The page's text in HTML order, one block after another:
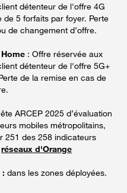
détenteur de l'offre 4G
de 5 forfaits par foyer. Perte
de changement d’offre.
: Offre réservée aux
détenteur de l'offre 5G+
de la remise en cas de
ARCEP 2025 d’évaluation
mobiles métropolitains,
251 des 258 indicateurs
réseaux d'Orange
: dans les zones déployées.